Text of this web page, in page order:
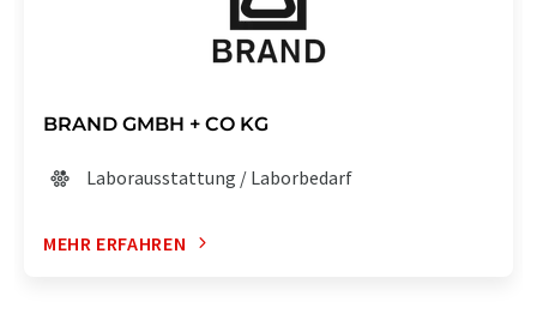
BRAND GMBH + CO KG
Laborausstattung / Laborbedarf
MEHR ERFAHREN